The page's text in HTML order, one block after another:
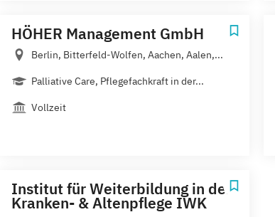
HÖHER Management GmbH
Berlin, Bitterfeld-Wolfen, Aachen, Aalen,...
Palliative Care, Pflegefachkraft in der...
Vollzeit
Institut für Weiterbildung in der
Kranken- & Altenpflege IWK